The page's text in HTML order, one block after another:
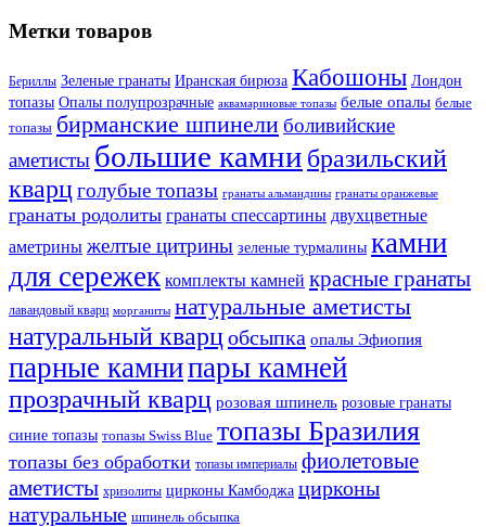
Метки товаров
Бериллы Зеленые гранаты Иранская бирюза Кабошоны Лондон
топазы Опалы полупрозрачные аквамариновые топазы белые опалы белые
топазы бирманские шпинелиболивийские
аметисты большие камни бразильский
кварцголубые топазы гранаты альмандины гранаты оранжевые
гранаты родолиты гранаты спессартины двухцветные
аметрины желтые цитрины зеленые турмалины камни
для сережек комплекты камней красные гранаты
лавандовый кварц морганиты натуральные аметисты
натуральный кварцобсыпка опалы Эфиопия
парные камнипары камней
прозрачный кварц розовая шпинель розовые гранаты
синие топазы топазы Swiss Blue топазы Бразилия
топазы без обработки топазы империалы фиолетовые
аметисты хризолиты цирконы Камбоджа цирконы
натуральные шпинель обсыпка